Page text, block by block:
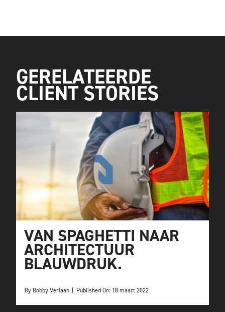
GERELATEERDE
CLIENT STORIES
VAN SPAGHETTI NAAR
ARCHITECTUUR
BLAUWDRUK.
By Bobby Verlaan Published On: 18 maart 2022